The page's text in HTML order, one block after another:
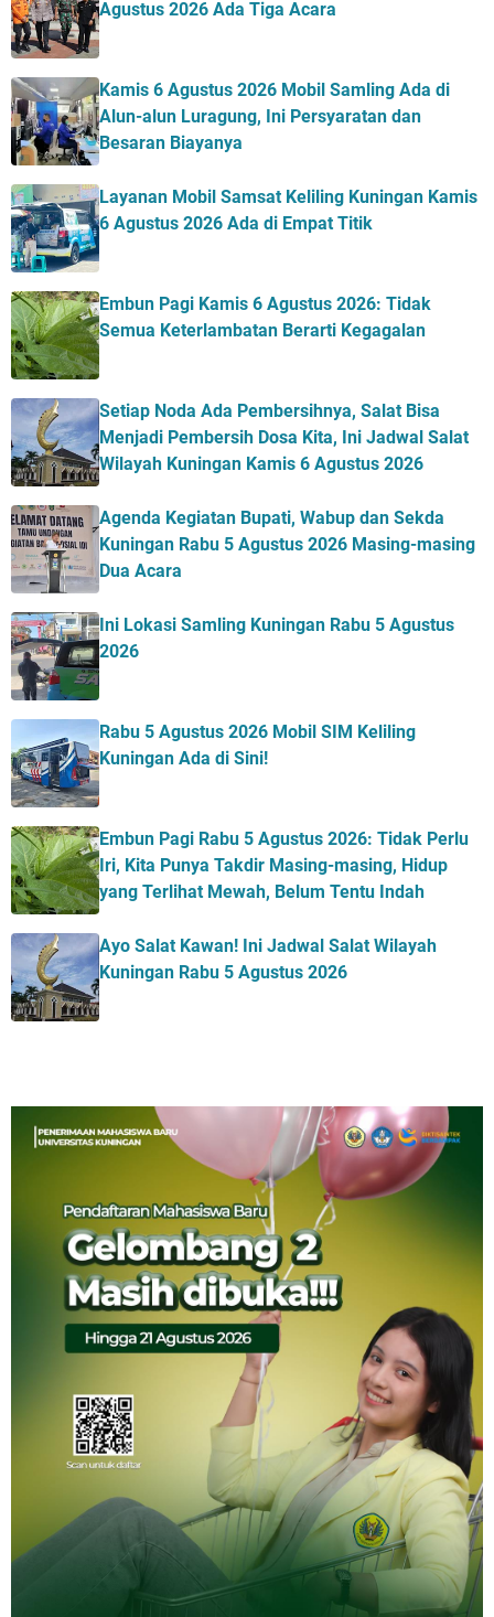
Agustus 2026 Ada Tiga Acara
Kamis 6 Agustus 2026 Mobil Samling Ada di
Alun-alun Luragung, Ini Persyaratan dan
Besaran Biayanya
Layanan Mobil Samsat Keliling Kuningan Kamis
6 Agustus 2026 Ada di Empat Titik
Embun Pagi Kamis 6 Agustus 2026: Tidak
Semua Keterlambatan Berarti Kegagalan
Setiap Noda Ada Pembersihnya, Salat Bisa
Menjadi Pembersih Dosa Kita, Ini Jadwal Salat
Wilayah Kuningan Kamis 6 Agustus 2026
Agenda Kegiatan Bupati, Wabup dan Sekda
Kuningan Rabu 5 Agustus 2026 Masing-masing
Dua Acara
Ini Lokasi Samling Kuningan Rabu 5 Agustus
2026
Rabu 5 Agustus 2026 Mobil SIM Keliling
Kuningan Ada di Sini!
Embun Pagi Rabu 5 Agustus 2026: Tidak Perlu
Iri, Kita Punya Takdir Masing-masing, Hidup
yang Terlihat Mewah, Belum Tentu Indah
Ayo Salat Kawan! Ini Jadwal Salat Wilayah
Kuningan Rabu 5 Agustus 2026